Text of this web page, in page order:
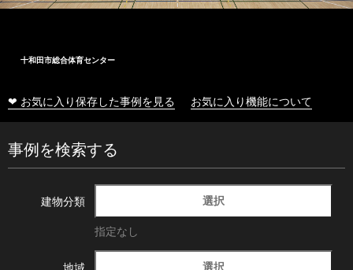
株式会社木村工務店
❤ お気に入り保存した事例を見る お気に入り機能について
事例を検索する
建物分類 選択
指定なし
地域 選択